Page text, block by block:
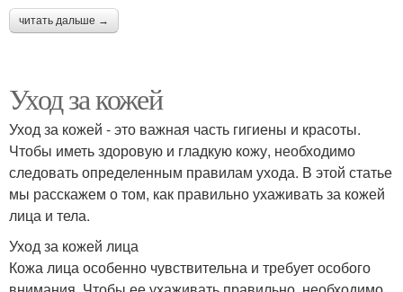
читать дальше →
Уход за кожей
Уход за кожей - это важная часть гигиены и красоты.
Чтобы иметь здоровую и гладкую кожу, необходимо
следовать определенным правилам ухода. В этой статье
мы расскажем о том, как правильно ухаживать за кожей
лица и тела.
Уход за кожей лица
Кожа лица особенно чувствительна и требует особого